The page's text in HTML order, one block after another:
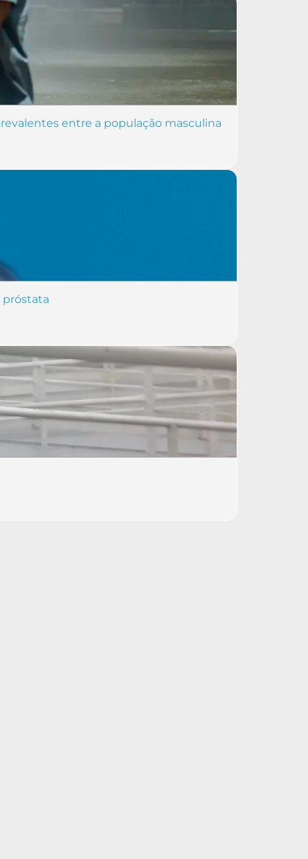
entre a população masculina
próstata